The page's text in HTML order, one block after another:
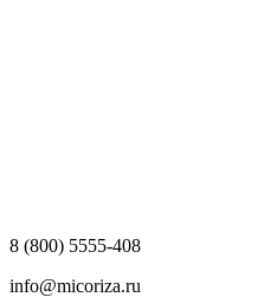
8 (800) 5555-408
info@micoriza.ru